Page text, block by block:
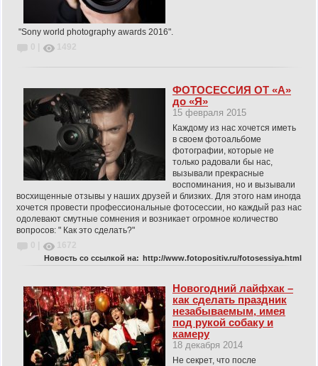
"Sony world photography awards 2016".
ФОТОСЕССИЯ ОТ «А»
до «Я»
15 февраля 2015
Каждому из нас хочется иметь
в своем фотоальбоме
фотографии, которые не
только радовали бы нас,
вызывали прекрасные
воспоминания, но и вызывали
восхищенные отзывы у наших друзей и близких. Для этого нам иногда
хочется провести профессиональные фотосессии, но каждый раз нас
одолевают смутные сомнения и возникает огромное количество
вопросов: " Как это сделать?"
Новость со ссылкой на: http://www.fotopositiv.ru/fotosessiya.html
Новогодний лайфхак –
как сделать праздник
незабываемым, имея
под рукой собаку и
камеру
18 декабря 2014
Не секрет, что после